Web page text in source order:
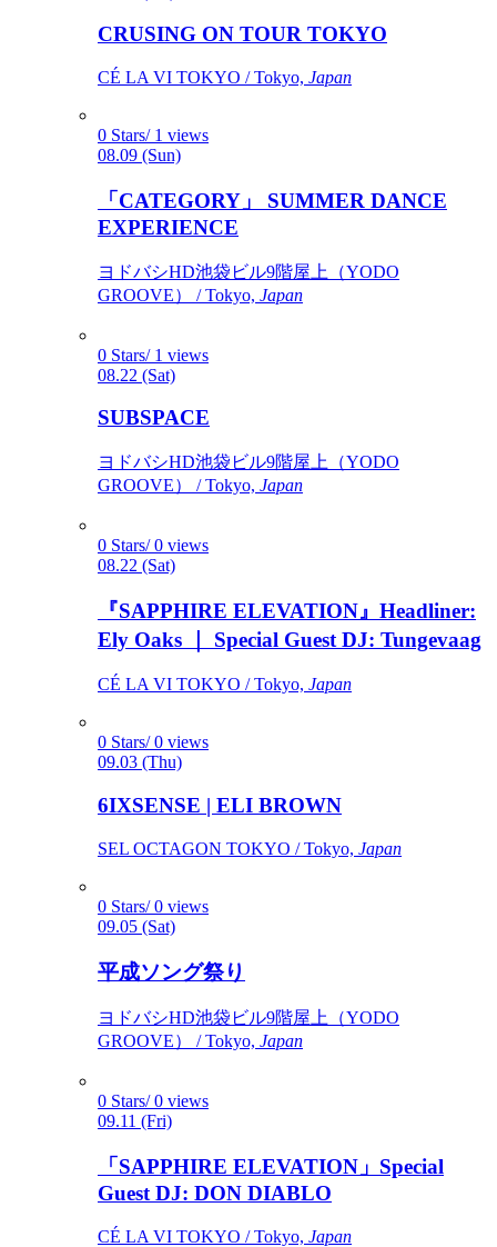
CRUSING ON TOUR TOKYO
CÉ LA VI TOKYO / Tokyo, Japan
0 Stars/ 1 views
08.09 (Sun)
「CATEGORY」 SUMMER DANCE
EXPERIENCE
ヨドバシHD池袋ビル9階屋上（YODO
GROOVE） / Tokyo, Japan
0 Stars/ 1 views
08.22 (Sat)
SUBSPACE
ヨドバシHD池袋ビル9階屋上（YODO
GROOVE） / Tokyo, Japan
0 Stars/ 0 views
08.22 (Sat)
『SAPPHIRE ELEVATION』Headliner:
Ely Oaks ｜ Special Guest DJ: Tungevaag
CÉ LA VI TOKYO / Tokyo, Japan
0 Stars/ 0 views
09.03 (Thu)
6IXSENSE | ELI BROWN
SEL OCTAGON TOKYO / Tokyo, Japan
0 Stars/ 0 views
09.05 (Sat)
平成ソング祭り
ヨドバシHD池袋ビル9階屋上（YODO
GROOVE） / Tokyo, Japan
0 Stars/ 0 views
09.11 (Fri)
「SAPPHIRE ELEVATION」Special
Guest DJ: DON DIABLO
CÉ LA VI TOKYO / Tokyo, Japan